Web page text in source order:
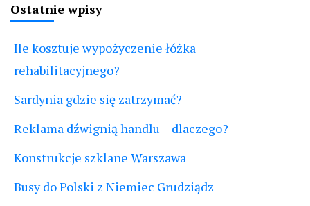
Ostatnie wpisy
Ile kosztuje wypożyczenie łóżka
rehabilitacyjnego?
Sardynia gdzie się zatrzymać?
Reklama dźwignią handlu – dlaczego?
Konstrukcje szklane Warszawa
Busy do Polski z Niemiec Grudziądz